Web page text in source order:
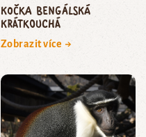
kočka bengálská
krátkouchá
Zobrazit více →